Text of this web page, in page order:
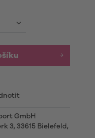
GmbH
3, 33615 Bielefeld,